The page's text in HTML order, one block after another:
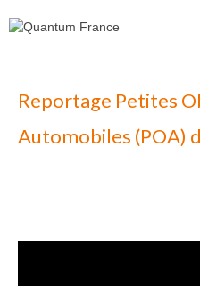
Reportage Petites
Automobiles (POA)
Fermeture estivale - Nous
21 inclus. Merci de